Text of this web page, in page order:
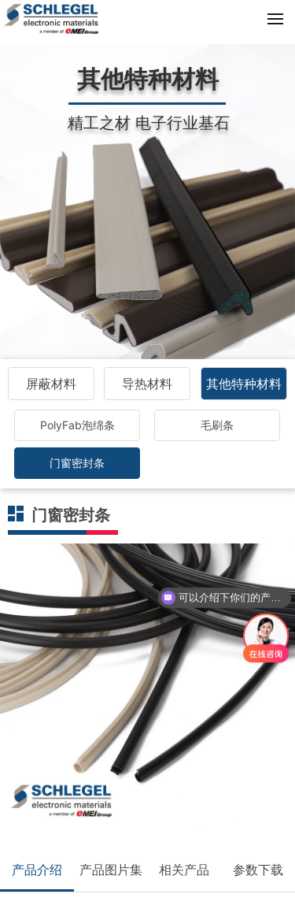
其他特种材料
精工之材 电子行业基石
屏蔽材料 导热材料 其他特种材料
PolyFab泡绵条 毛刷条
门窗密封条
门窗密封条
产品介绍 产品图片集 相关产品 参数下载
可以介绍下你们的产品么